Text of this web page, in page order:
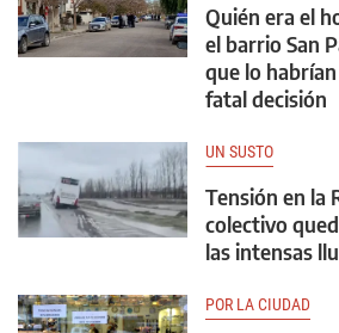
Quién era el
el barrio San
que lo
fatal decisión
UN SUSTO
Tensión en la
colectivo
las intensas
POR LA CIUDAD